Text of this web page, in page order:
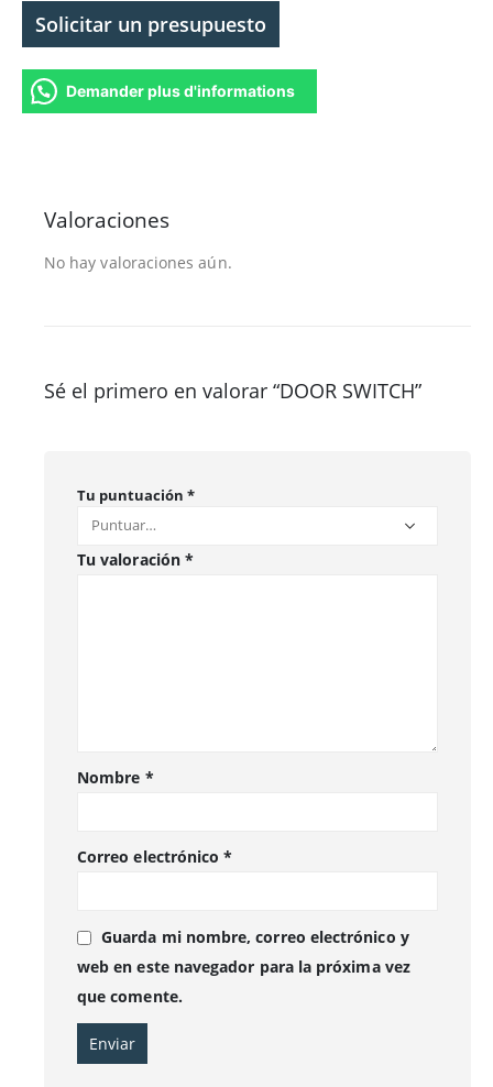
Solicitar un presupuesto
Demander plus d'informations
Valoraciones
No hay valoraciones aún.
Sé el primero en valorar “DOOR SWITCH”
Tu puntuación *
Tu valoración *
Nombre *
Correo electrónico*
Guarda mi nombre, correo electrónico y
web en este navegador para la próxima vez
que comente.